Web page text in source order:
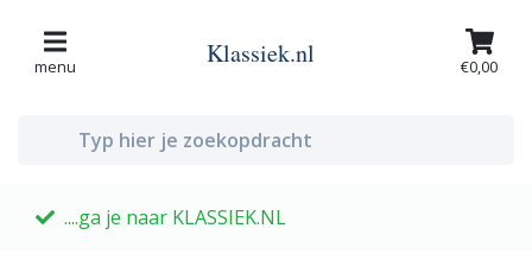
menu Klassiek.nl €0,00
....ga je naar KLASSIEK.NL